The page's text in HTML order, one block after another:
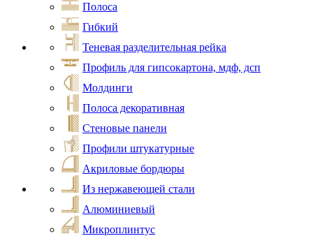
Полоса
Гибкий
Теневая разделительная рейка
Профиль для гипсокартона, мдф, дсп
Молдинги
Полоса декоративная
Стеновые панели
Профили штукатурные
Акриловые бордюры
Из нержавеющей стали
Алюминиевый
Микроплинтус